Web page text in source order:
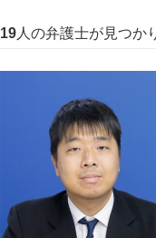
19 人の弁護士が見つか